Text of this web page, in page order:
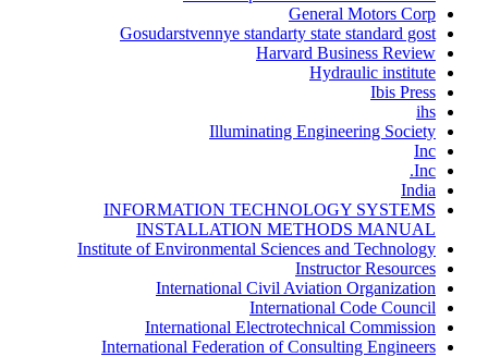
General Motors Corp
Gosudarstvennye standarty state standard gost
Harvard Business Review
Hydraulic institute
Ibis Press
ihs
Illuminating Engineering Society
Inc
Inc.
India
INFORMATION TECHNOLOGY SYSTEMS
INSTALLATION METHODS MANUAL
Institute of Environmental Sciences and Technology
Instructor Resources
International Civil Aviation Organization
International Code Council
International Electrotechnical Commission
International Federation of Consulting Engineers